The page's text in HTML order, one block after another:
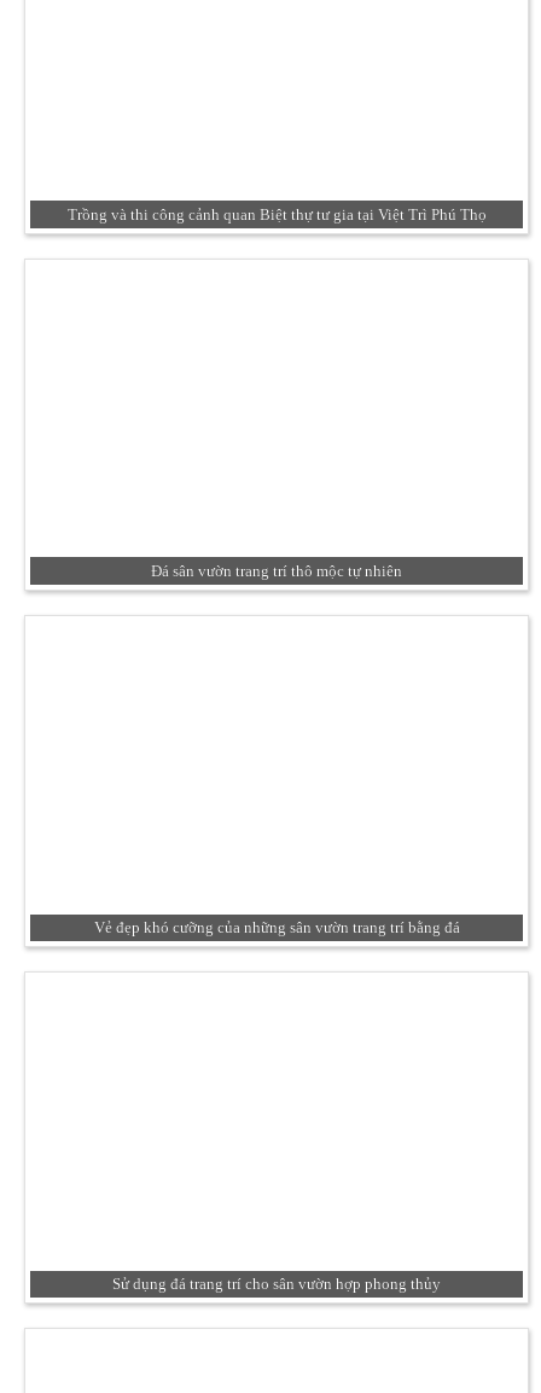
Trồng và thi công cảnh quan Biệt thự tư gia tại Việt Trì Phú Thọ
Đá sân vườn trang trí thô mộc tự nhiên
Vẻ đẹp khó cưỡng của những sân vườn trang trí bằng đá
Sử dụng đá trang trí cho sân vườn hợp phong thủy